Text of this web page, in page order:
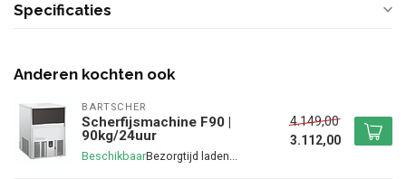
Specificaties
Anderen kochten ook
BARTSCHER
Scherfijsmachine F90 |
90kg/24uur
Beschikbaar
4.149,00
3.112,00